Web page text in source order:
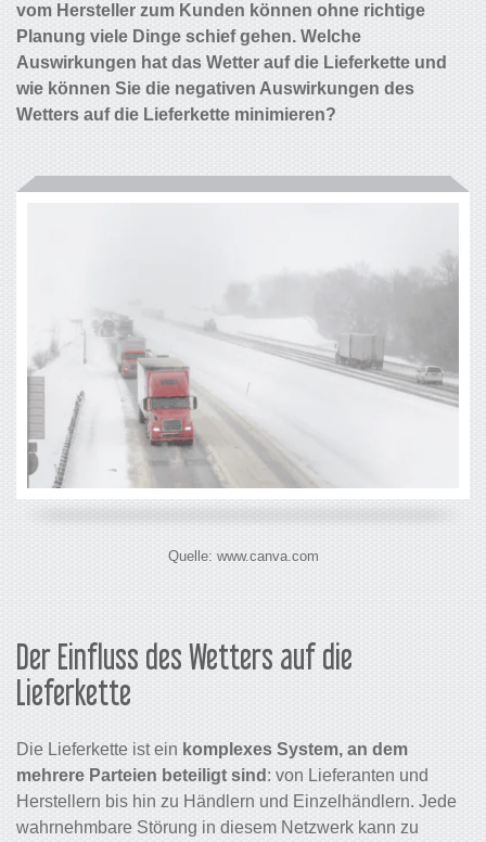
vom Hersteller zum Kunden können ohne richtige
Planung viele Dinge schief gehen. Welche
Auswirkungen hat das Wetter auf die Lieferkette und
wie können Sie die negativen Auswirkungen des
Wetters auf die Lieferkette minimieren?
Quelle: www.canva.com
Der Einfluss des Wetters auf die
Lieferkette
Die Lieferkette ist ein komplexes System, an dem
mehrere Parteien beteiligt sind : von Lieferanten und
Herstellern bis hin zu Händlern und Einzelhändlern. Jede
wahrnehmbare Störung in diesem Netzwerk kann zu